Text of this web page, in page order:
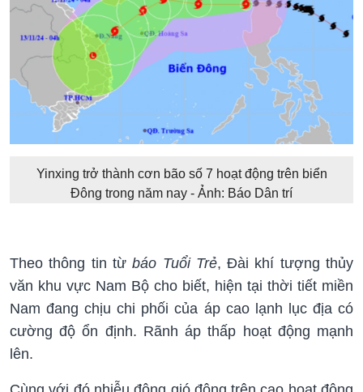
Yinxing trở thành cơn bão số 7 hoạt động trên biển
Đông trong năm nay - Ảnh: Báo Dân trí
Theo thông tin từbáo Tuổi Trẻ, Đài khí tượng thủy
văn khu vực Nam Bộ cho biết, hiện tại thời tiết miền
Nam đang chịu chi phối của áp cao lạnh lục địa có
cường độ ổn định. Rãnh áp thấp hoạt động mạnh
lên.